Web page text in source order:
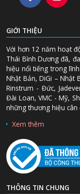
GIỚI THIỆU
Với hơn 12 năm hoạt
Thái Bình Dương đã,
hiệu nổi tiếng trong
Nhật Bản, DiGi – Nhật
Rinstrum - Đức,
Đài Loan, VMC - Mỹ,
những thương hiệu cân
Xem thêm
THÔNG TIN CHUNG